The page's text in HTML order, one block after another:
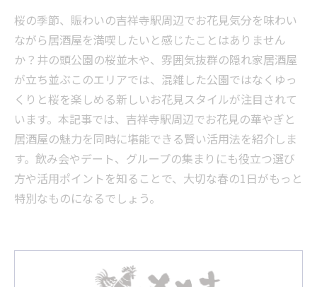
桜の季節、賑わいの吉祥寺駅周辺でお花見気分を味わい
ながら居酒屋を満喫したいと感じたことはありません
か？井の頭公園の桜並木や、雰囲気抜群の隠れ家居酒屋
が立ち並ぶこのエリアでは、混雑した公園ではなくゆっ
くりと桜を楽しめる新しいお花見スタイルが注目されて
います。本記事では、吉祥寺駅周辺でお花見の華やぎと
居酒屋の魅力を同時に堪能できる賢い活用法を紹介しま
す。飲み会やデート、グループの集まりにも役立つ選び
方や活用ポイントを知ることで、大切な春の1日がもっと
特別なものになるでしょう。